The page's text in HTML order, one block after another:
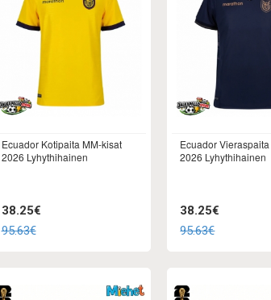
Ecuador Kotipaita MM-kisat
2026 Lyhythihainen
38.25€
95.63€
Ecuador
2026 Lyhythihainen
38.25€
95.63€